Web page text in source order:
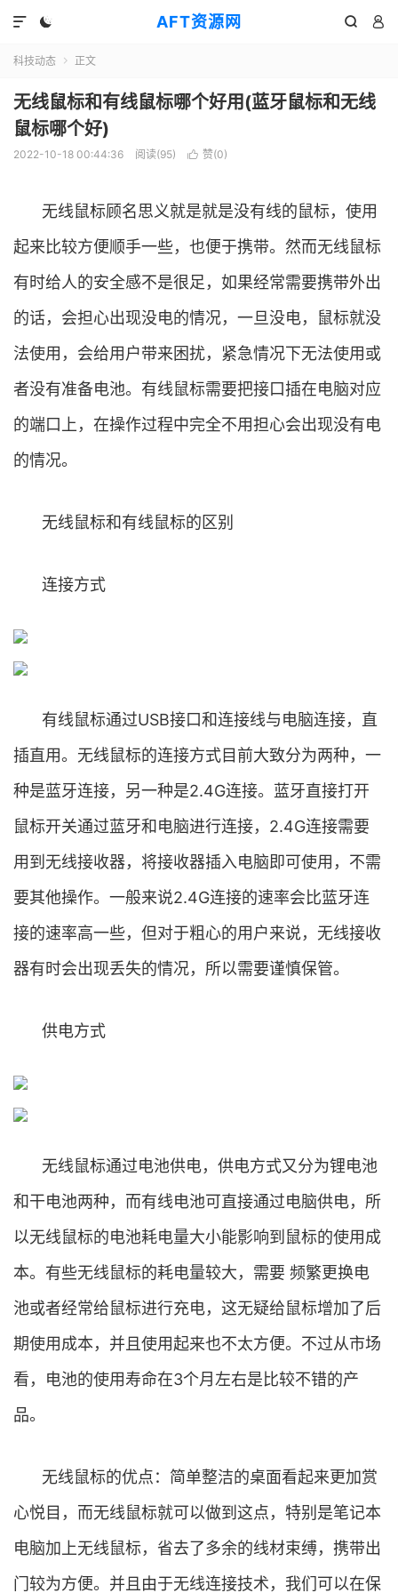
AFT资源网
  

科技动态  正文
无线鼠标和有线鼠标哪个好用(蓝牙鼠标和无线
鼠标哪个好)
2022-10-18 00:44:36 阅读(95)  赞(0)
无线鼠标顾名思义就是就是没有线的鼠标，使用
起来比较方便顺手一些，也便于携带。然而无线鼠标
有时给人的安全感不是很足，如果经常需要携带外出
的话，会担心出现没电的情况，一旦没电，鼠标就没
法使用，会给用户带来困扰，紧急情况下无法使用或
者没有准备电池。有线鼠标需要把接口插在电脑对应
的端口上，在操作过程中完全不用担心会出现没有电
的情况。
无线鼠标和有线鼠标的区别
连接方式
有线鼠标通过USB接口和连接线与电脑连接，直
插直用。无线鼠标的连接方式目前大致分为两种，一
种是蓝牙连接，另一种是2.4G连接。蓝牙直接打开
鼠标开关通过蓝牙和电脑进行连接，2.4G连接需要
用到无线接收器，将接收器插入电脑即可使用，不需
要其他操作。一般来说2.4G连接的速率会比蓝牙连
接的速率高一些，但对于粗心的用户来说，无线接收
器有时会出现丢失的情况，所以需要谨慎保管。
供电方式
无线鼠标通过电池供电，供电方式又分为锂电池
和干电池两种，而有线电池可直接通过电脑供电，所
以无线鼠标的电池耗电量大小能影响到鼠标的使用成
本。有些无线鼠标的耗电量较大，需要 频繁更换电
池或者经常给鼠标进行充电，这无疑给鼠标增加了后
期使用成本，并且使用起来也不太方便。不过从市场
看，电池的使用寿命在3个月左右是比较不错的产
品。
无线鼠标的优点：简单整洁的桌面看起来更加赏
心悦目，而无线鼠标就可以做到这点，特别是笔记本
电脑加上无线鼠标，省去了多余的线材束缚，携带出
门较为方便。并且由于无线连接技术，我们可以在保